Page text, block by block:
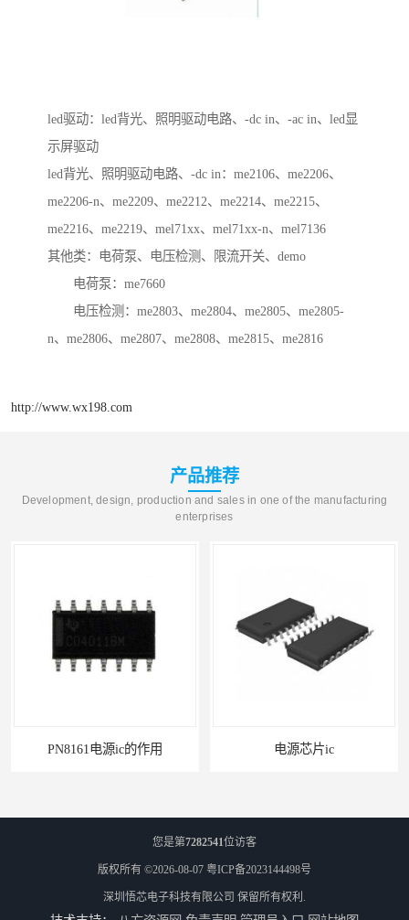
led驱动：led背光、照明驱动电路、-dc in、-ac in、led显
示屏驱动
led背光、照明驱动电路、-dc in：me2106、me2206、
me2206-n、me2209、me2212、me2214、me2215、
me2216、me2219、mel71xx、mel71xx-n、mel7136
其他类：电荷泵、电压检测、限流开关、demo
电荷泵：me7660
电压检测：me2803、me2804、me2805、me2805-
n、me2806、me2807、me2808、me2815、me2816
http://www.wx198.com
产品推荐
Development, design, production and sales in one of the manufacturing
enterprises
PN8161电源ic的作用 电源芯片ic
您是第7282541位访客
版权所有 ©2026-08-07 粤ICP备2023144498号
深圳悟芯电子科技有限公司 保留所有权利.